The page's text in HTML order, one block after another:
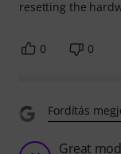
resetting the
0 0
Fordítás
Great